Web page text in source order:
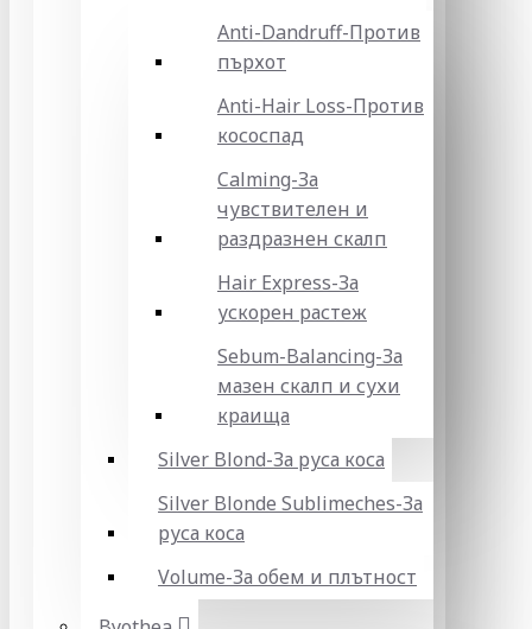
Anti-Dandruff-Против
пърхот
Anti-Hair Loss-Против
кососпад
Calming-За
чувствителен и
раздразнен скалп
Hair Express-За
ускорен растеж
Sebum-Balancing-За
мазен скалп и сухи
краища
Silver Blond-За руса коса
Silver Blonde Sublіmeches-За
руса коса
Volume-За обем и плътност